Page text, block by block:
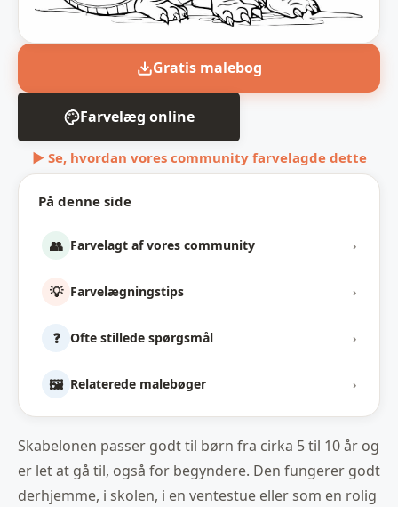
På denne side
👥 Farvelagt af vores community ›
💡 Farvelægningstips ›
❓ Ofte stillede spørgsmål ›
🖼️ Relaterede malebøger ›
Gratis malebog
Farvelæg online
▶ Se, hvordan vores community farvelagde dette
Skabelonen passer godt til børn fra cirka 5 til 10 år og
er let at gå til, også for begyndere. Den fungerer godt
derhjemme, i skolen, i en ventestue eller som en rolig